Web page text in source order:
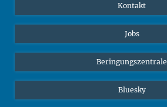
Kontakt
Jobs
Beringungszentrale
Bluesky